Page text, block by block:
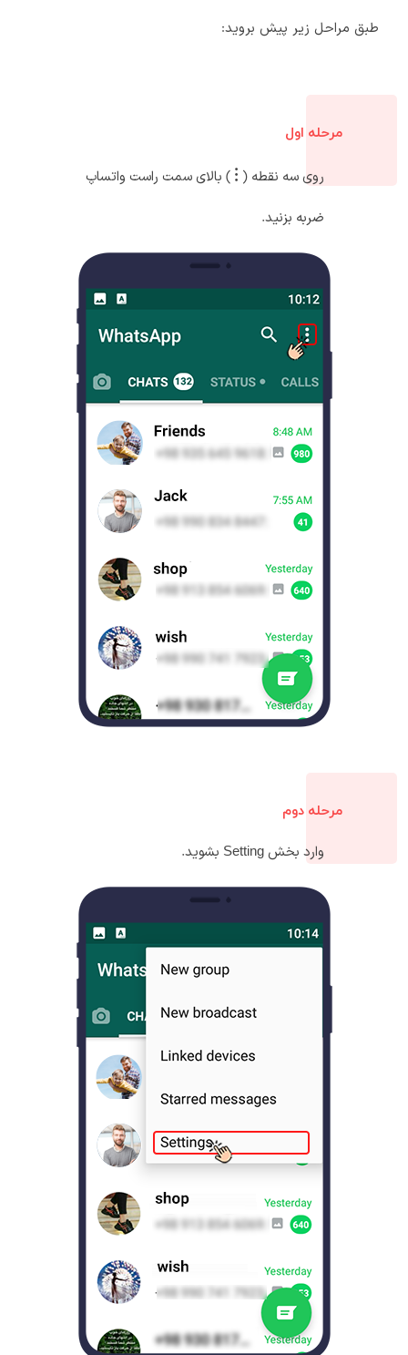
طبق مراحل زیر پیش بروید:
مرحله اول
روی سه نقطه ( ) بالای سمت راست واتساپ
ضربه بزنید.
مرحله دوم
وارد بخش Setting بشوید.